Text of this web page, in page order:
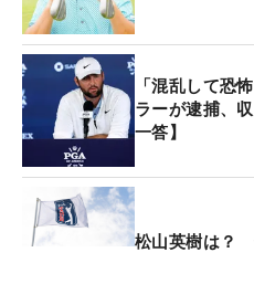
「混乱して恐
ラーが逮捕、
一答】
松山英樹は？